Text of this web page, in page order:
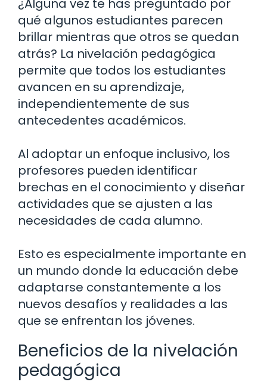
¿Alguna vez te has preguntado por
qué algunos estudiantes parecen
brillar mientras que otros se quedan
atrás? La nivelación pedagógica
permite que todos los estudiantes
avancen en su aprendizaje,
independientemente de sus
antecedentes académicos.
Al adoptar un enfoque inclusivo, los
profesores pueden identificar
brechas en el conocimiento y diseñar
actividades que se ajusten a las
necesidades de cada alumno.
Esto es especialmente importante en
un mundo donde la educación debe
adaptarse constantemente a los
nuevos desafíos y realidades a las
que se enfrentan los jóvenes.
Beneficios de la nivelación
pedagógica